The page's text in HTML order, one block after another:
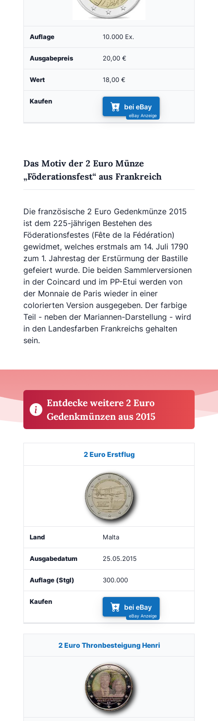
10.000 Ex.
20,00 €
18,00 €
bei eBay
Das Motiv der 2 Euro Münze
„Föderationsfest“ aus Frankreich
Die französische 2 Euro Gedenkmünze 2015
ist dem 225-jährigen Bestehen des
Föderationsfestes (Fête de la Fédération)
gewidmet, welches erstmals am 14. Juli 1790
zum 1. Jahrestag der Erstürmung der Bastille
gefeiert wurde. Die beiden Sammlerversionen
in der Coincard und im PP-Etui werden von
der Monnaie de Paris wieder in einer
colorierten Version ausgegeben. Der farbige
Teil - neben der Mariannen-Darstellung - wird
in den Landesfarben Frankreichs gehalten
sein.
Entdecke weitere 2 Euro
Gedenkmünzen aus 2015
Land Ausgabe
2 Euro Erstflug
Malta
25.05.2015
300.000
bei eBay
2 Euro Thronbesteigung Henri